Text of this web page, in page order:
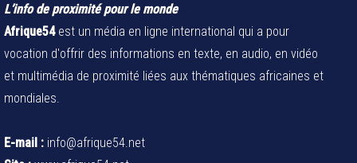
L’info de proximité pour le monde
Afrique54est un média en ligne international qui a pour
vocation d'offrir des informations en texte, en audio, en vidéo
et multimédia de proximité liées aux thématiques africaines et
mondiales.
E-mail : info@afrique54.net